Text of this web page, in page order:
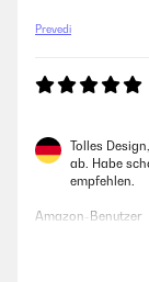
Prevedi
Tolles
ab. Habe
empfehlen.
Amazon-Benutzer